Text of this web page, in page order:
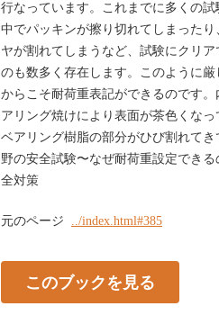
行なっています。これまでに多くの
中でパッキンが擦り切れてしまった
ヤが割れてしまうなど、試験にクリ
のも数多く存在します。このように
からこそ耐荷重表記ができるのです
アリング焼けにより表面が茶色くな
ベアリング樹脂の部分がひび割れて
野の安全試験〜なぜ耐荷重設定でき
全対策
元のページ ../index.html#385
このブックを見る